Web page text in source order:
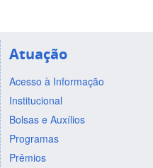
Atuação
Acesso à Informação
Institucional
Bolsas e Auxílios
Programas
Prêmios